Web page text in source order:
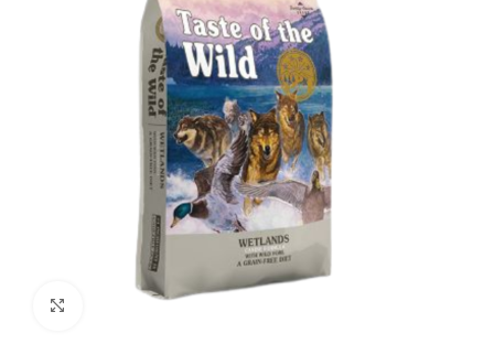
Click to enlarge